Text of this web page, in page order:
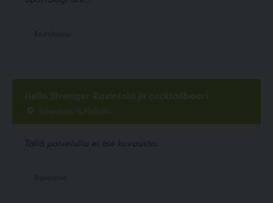
Hello Stranger Ravintola ja cocktailbaari
Vilhonkatu 6, Helsinki
Tällä palvelulla ei ole kuvausta.